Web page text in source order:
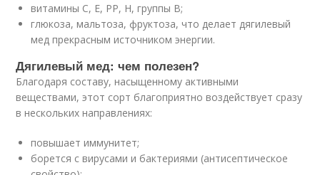
витамины С, Е, РР, Н, группы В;
глюкоза, мальтоза, фруктоза, что делает дягилевый
мед прекрасным источником энергии.
Дягилевый мед: чем полезен?
Благодаря составу, насыщенному активными
веществами, этот сорт благоприятно воздействует сразу
в нескольких направлениях:
повышает иммунитет;
борется с вирусами и бактериями (антисептическое